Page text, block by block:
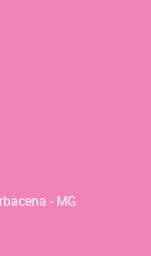
- MG